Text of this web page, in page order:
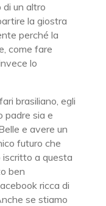
di un altro
la giostra
perché la
come fare
lo
brasiliano, egli
padre sia e
e avere un
futuro che
iscritto a questa
ben
ricca di
se stiamo